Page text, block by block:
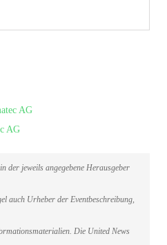
AG
AG
der jeweils angegebene Herausgeber
auch Urheber der Eventbeschreibung,
Die United News